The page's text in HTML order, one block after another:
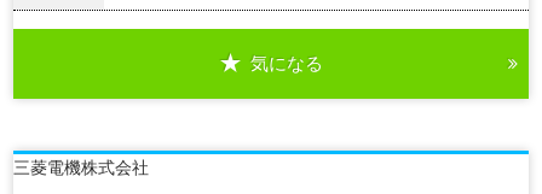
気になる
三菱電機株式会社